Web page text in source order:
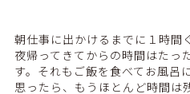
朝仕事に出かけるまでに１時間
夜帰ってきてからの時間はたっ
す。それもご飯を食べてお風呂
思ったら、もうほとんど時間は